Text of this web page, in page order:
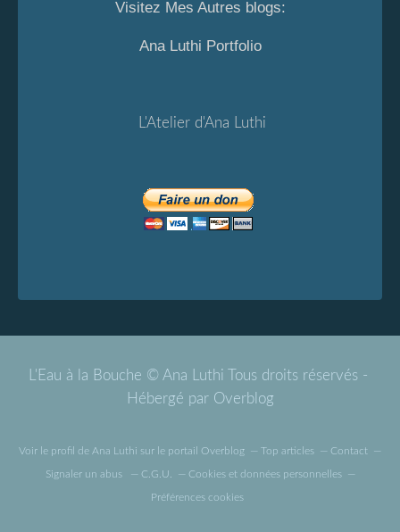
Visitez Mes Autres blogs:
Ana Luthi Portfolio
L'Atelier d'Ana Luthi
L'Eau à la Bouche © Ana Luthi Tous droits réservés -
Hébergé par Overblog
Voir le profil de Ana Luthi sur le portail Overblog Top articles Contact
Signaler un abus C.G.U. Cookies et données personnelles
Préférences cookies